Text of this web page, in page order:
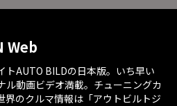
Web
トAUTO BILDの日本版。いち早い
ル動画ビデオ満載。チューニングカ
界のクルマ情報は「アウトビルトジ